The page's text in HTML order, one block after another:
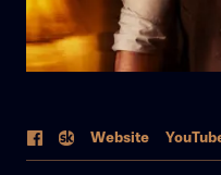
Website